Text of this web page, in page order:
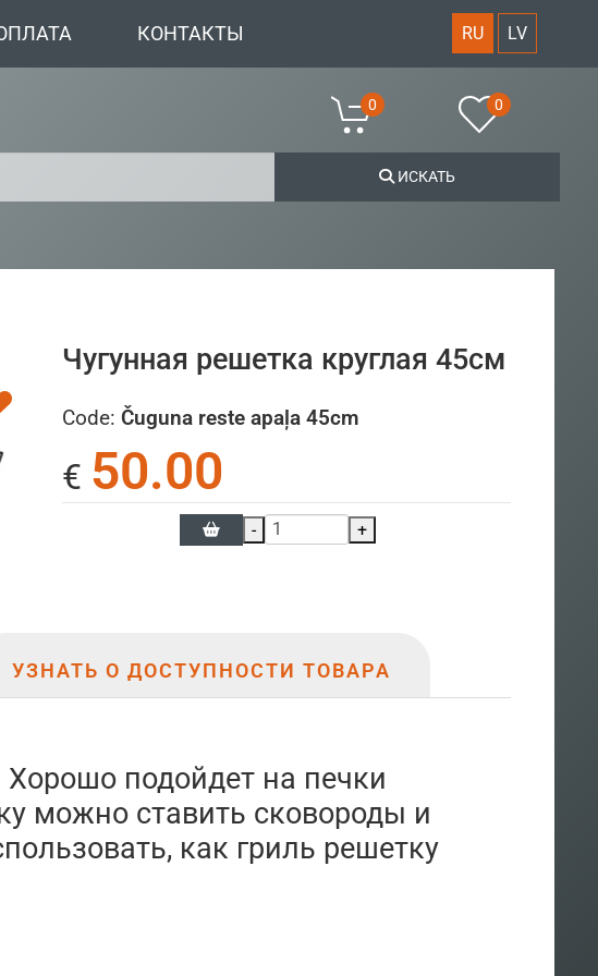
КОНТАКТЫ RU LV
0 0
ИСКАТЬ
Чугунная решетка круглая 45cм
Code: Čuguna reste apaļa 45cm
€ 50.00
- +
УЗНАТЬ О ДОСТУПНОСТИ ТОВАРА
Хорошо подойдет на печки
можно ставить сковороды и
как гриль решетку